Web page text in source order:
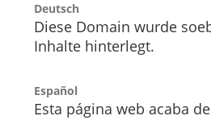
Deutsch
Diese Domain wurde
Inhalte hinterlegt.
Español
Esta página web acaba